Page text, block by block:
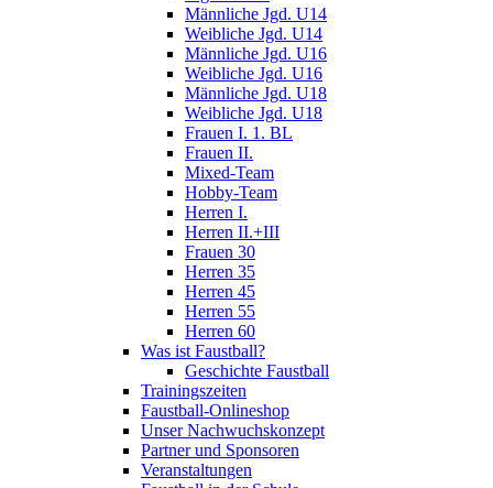
Männliche Jgd. U14
Weibliche Jgd. U14
Männliche Jgd. U16
Weibliche Jgd. U16
Männliche Jgd. U18
Weibliche Jgd. U18
Frauen I. 1. BL
Frauen II.
Mixed-Team
Hobby-Team
Herren I.
Herren II.+III
Frauen 30
Herren 35
Herren 45
Herren 55
Herren 60
Was ist Faustball?
Geschichte Faustball
Trainingszeiten
Faustball-Onlineshop
Unser Nachwuchskonzept
Partner und Sponsoren
Veranstaltungen